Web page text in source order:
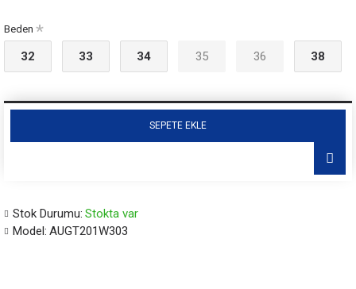
Stok Durumu: Stokta var
Model: AUGT201W303
Beden
32 33 34 35 36 38
SEPETE EKLE